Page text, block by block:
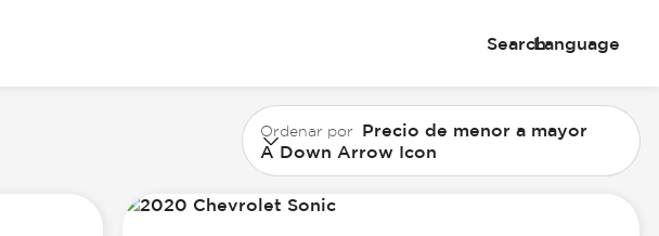
SearchLanguage
Ordenar por Precio de menor a mayor
A Down Arrow Icon